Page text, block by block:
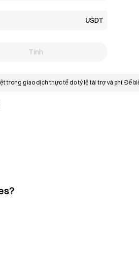
USDT
Tính
trong giao dịch thực tế do tỷ lệ tài trợ và phí.Để